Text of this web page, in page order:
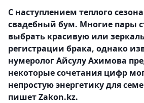
С наступлением теплого
свадебный бум. Многие пары
выбрать красивую или
регистрации брака, однако
нумеролог Айсулу Ахимова
некоторые сочетания цифр
непростую энергетику для
пишет Zakon.kz.